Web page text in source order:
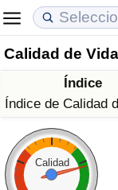
Calidad de
Índice
Índice de Calidad
Calidad
Coste de vida
Índice de Costo
Índice de Costo
Índice de costo
Precios de las
Índice de
Índice de
Índice de
Calidad de Vida
Índice de
Índice de
Índice de calidad